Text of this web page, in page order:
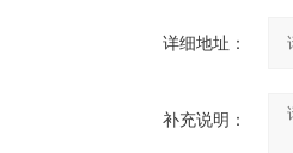
详细地址：
补充说明：